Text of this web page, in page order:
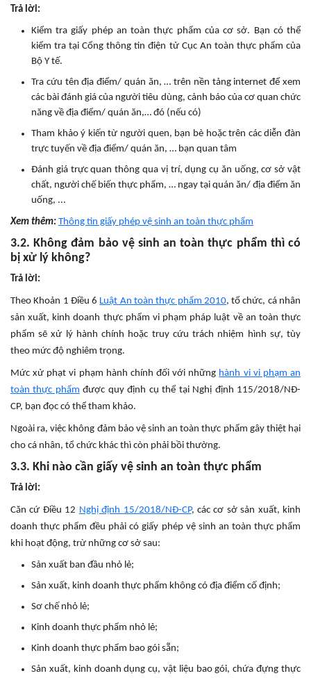
Trả lời:
Kiểm tra giấy phép an toàn thực phẩm của cơ sở. Bạn có thể
kiểm tra tại Cổng thông tin điện tử Cục An toàn thực phẩm của
Bộ Y tế.
Tra cứu tên địa điểm/ quán ăn, … trên nền tảng internet để xem
các bài đánh giá của người tiêu dùng, cảnh báo của cơ quan chức
năng về địa điểm/ quán ăn,… đó (nếu có)
Tham khảo ý kiến từ người quen, bạn bè hoặc trên các diễn đàn
trực tuyến về địa điểm/ quán ăn, … bạn quan tâm
Đánh giá trực quan thông qua vị trí, dụng cụ ăn uống, cơ sở vật
chất, người chế biến thực phẩm, … ngay tại quán ăn/ địa điểm ăn
uống, ...
Xem thêm: Thông tin giấy phép vệ sinh an toàn thực phẩm
3.2. Không đảm bảo vệ sinh an toàn thực phẩm thì có
bị xử lý không?
Trả lời:
Theo Khoản 1 Điều 6 Luật An toàn thực phẩm 2010, tổ chức, cá nhân
sản xuất, kinh doanh thực phẩm vi phạm pháp luật về an toàn thực
phẩm sẽ xử lý hành chính hoặc truy cứu trách nhiệm hình sự, tùy
theo mức độ nghiêm trọng.
Mức xử phạt vi phạm hành chính đối với những hành vi vi phạm an
toàn thực phẩm được quy định cụ thể tại Nghị định 115/2018/NĐ-
CP, bạn đọc có thể tham khảo.
Ngoài ra, việc không đảm bảo vệ sinh an toàn thực phẩm gây thiệt hại
cho cá nhân, tổ chức khác thì còn phải bồi thường.
3.3. Khi nào cần giấy vệ sinh an toàn thực phẩm
Trả lời:
Căn cứ Điều 12 Nghị định 15/2018/NĐ-CP, các cơ sở sản xuất, kinh
doanh thực phẩm đều phải có giấy phép vệ sinh an toàn thực phẩm
khi hoạt động, trừ những cơ sở sau:
Sản xuất ban đầu nhỏ lẻ;
Sản xuất, kinh doanh thực phẩm không có địa điểm cố định;
Sơ chế nhỏ lẻ;
Kinh doanh thực phẩm nhỏ lẻ;
Kinh doanh thực phẩm bao gói sẵn;
Sản xuất, kinh doanh dụng cụ, vật liệu bao gói, chứa đựng thực